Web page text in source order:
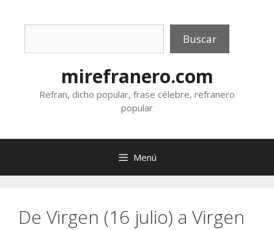
Buscar
mirefranero.com
Refran, dicho popular, frase célebre, refranero
popular
Menú
De Virgen (16 julio) a Virgen